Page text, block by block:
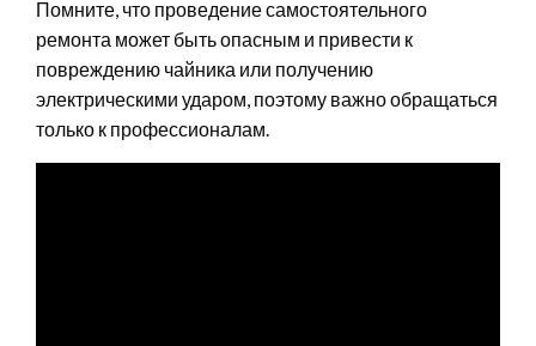
Помните, что проведение самостоятельного
ремонта может быть опасным и привести к
повреждению чайника или получению
электрическими ударом, поэтому важно обращаться
только к профессионалам.